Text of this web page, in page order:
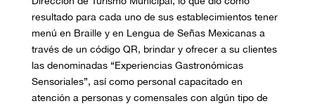
resultado para cada uno de sus establecimientos tener
menú en Braille y en Lengua de Señas Mexicanas a
través de un código QR, brindar y ofrecer a su clientes
las denominadas “Experiencias Gastronómicas
Sensoriales”, así como personal capacitado en
atención a personas y comensales con algún tipo de